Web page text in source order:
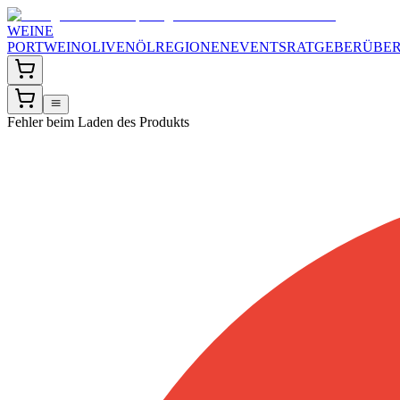
WEINE
PORTWEINOLIVENÖLREGIONENEVENTSRATGEBER
Fehler beim Laden des Produkts